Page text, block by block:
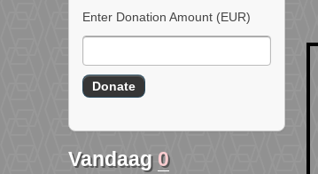
Enter Donation Amount (EUR)
Vandaag 0